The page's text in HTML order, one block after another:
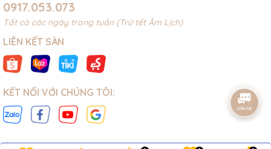
0917.053.073
Tất cả các ngày trong tuần (Trừ tết Âm Lịch)
LIÊN KẾT SÀN
KẾT NỐI VỚI CHÚNG TÔI: